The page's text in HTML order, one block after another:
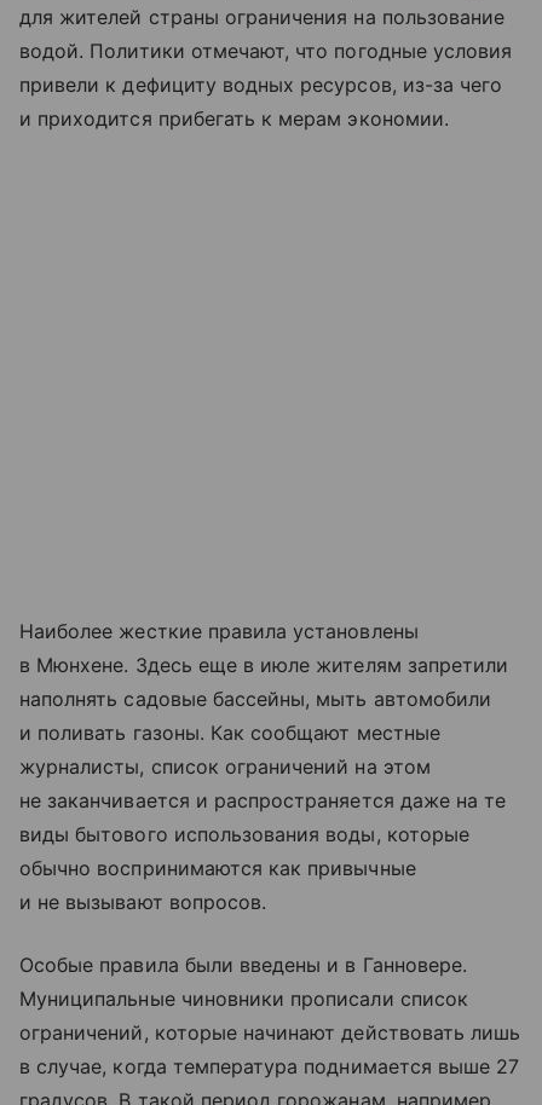
для жителей страны ограничения на пользование
водой. Политики отмечают, что погодные условия
привели к дефициту водных ресурсов, из-за чего
и приходится прибегать к мерам экономии.
Наиболее жесткие правила установлены
в Мюнхене. Здесь еще в июле жителям запретили
наполнять садовые бассейны, мыть автомобили
и поливать газоны. Как сообщают местные
журналисты, список ограничений на этом
не заканчивается и распространяется даже на те
виды бытового использования воды, которые
обычно воспринимаются как привычные
и не вызывают вопросов.
Особые правила были введены и в Ганновере.
Муниципальные чиновники прописали список
ограничений, которые начинают действовать лишь
в случае, когда температура поднимается выше 27
градусов. В такой период горожанам, например,